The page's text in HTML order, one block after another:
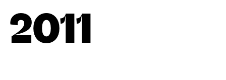
2011